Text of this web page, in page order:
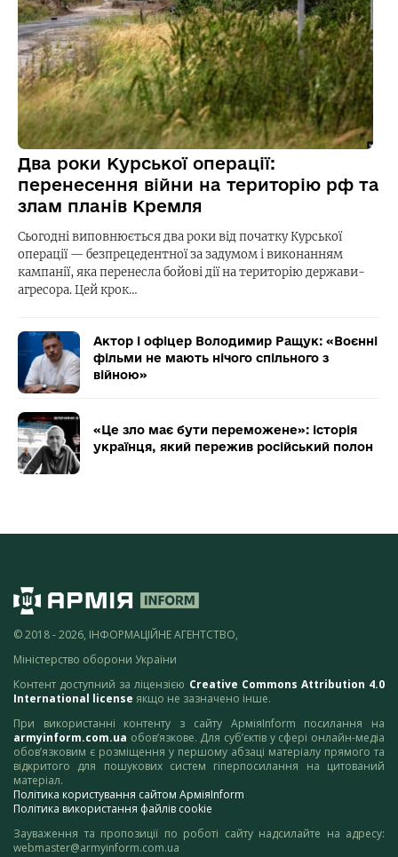
Два роки Курської операції:
перенесення війни на територію рф та
злам планів Кремля
Сьогодні виповнюється два роки від початку Курської
операції — безпрецедентної за задумом і виконанням
кампанії, яка перенесла бойові дії на територію держави-
агресора. Цей крок…
Актор і офіцер Володимир Ращук: «Воєнні
фільми не мають нічого спільного з
війною»
«Це зло має бути переможене»: історія
українця, який пережив російський полон
© 2018 - 2026, ІНФОРМАЦІЙНЕ АГЕНТСТВО,
Міністерство оборони України
Контент доступний за ліцензією Creative Commons Attribution 4.0
International license якщо не зазначено інше.
При використанні контенту з сайту АрміяInform посилання на
armyinform.com.ua обов’язкове. Для суб’єктів у сфері онлайн-медіа
обов’язковим є розміщення у першому абзаці матеріалу прямого та
відкритого для пошукових систем гіперпосилання на цитований
матеріал.
Політика користування сайтом АрміяInform
Політика використання файлів cookie
Зауваження та пропозиції по роботі сайту надсилайте на адресу:
webmaster@armyinform.com.ua